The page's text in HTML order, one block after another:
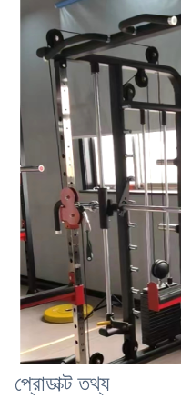
প্রোডাক্ট তথ্য